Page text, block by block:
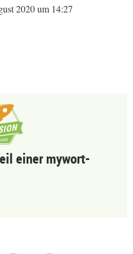
2020 um 14:27
einer mywort-